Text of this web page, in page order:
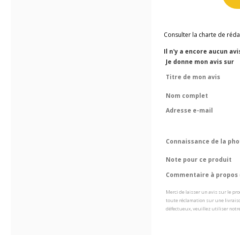
Consulter la charte de
Il n'y a encore aucun
Je donne mon avis sur
Titre de mon avis
Nom complet
Adresse e-mail
Connaissance de la
Note pour ce produit
Commentaire à
Merci de laisser un avis sur le
toute réclamation sur une
défectueux, veuillez utiliser